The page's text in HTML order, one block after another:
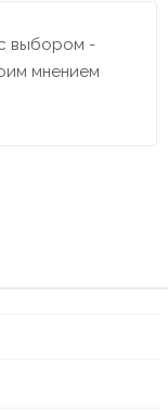
выбором -
мнением